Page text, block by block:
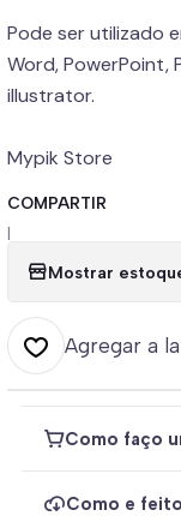
Pode ser utilizado
Word, PowerPoint,
illustrator.
Mypik Store
COMPARTIR
|
Mostrar
Agregar a
Como faço
Como e